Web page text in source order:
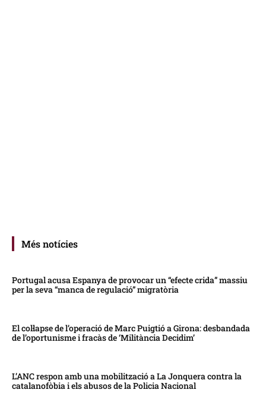
Més notícies
Portugal acusa Espanya de provocar un “efecte crida” massiu
per la seva “manca de regulació” migratòria
El col·lapse de l’operació de Marc Puigtió a Girona: desbandada
de l’oportunisme i fracàs de ‘Militància Decidim’
L’ANC respon amb una mobilització a La Jonquera contra la
catalanofòbia i els abusos de la Policia Nacional